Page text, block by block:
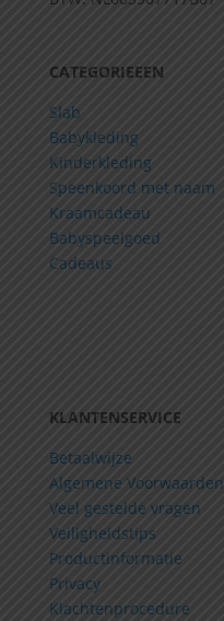
CATEGORIEEEN
Slab
Babykleding
Kinderkleding
Speenkoord met naam
Kraamcadeau
Babyspeelgoed
Cadeaus
KLANTENSERVICE
Betaalwijze
Algemene Voorwaarden
Veel gestelde vragen
Veiligheidstips
Productinformatie
Privacy
Klachtenprocedure